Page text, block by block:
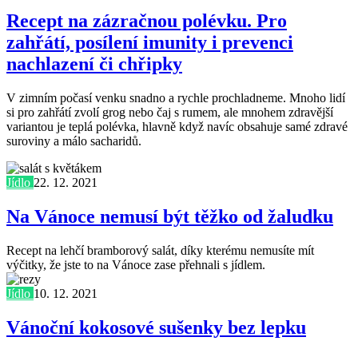
Recept na zázračnou polévku. Pro
zahřátí, posílení imunity i prevenci
nachlazení či chřipky
V zimním počasí venku snadno a rychle prochladneme. Mnoho lidí
si pro zahřátí zvolí grog nebo čaj s rumem, ale mnohem zdravější
variantou je teplá polévka, hlavně když navíc obsahuje samé zdravé
suroviny a málo sacharidů.
Jídlo 22. 12. 2021
Na Vánoce nemusí být těžko od žaludku
Recept na lehčí bramborový salát, díky kterému nemusíte mít
výčitky, že jste to na Vánoce zase přehnali s jídlem.
Jídlo 10. 12. 2021
Vánoční kokosové sušenky bez lepku